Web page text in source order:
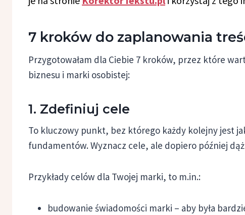
7 kroków do zaplanowania
Przygotowałam dla Ciebie 7 kroków, przez które
biznesu i marki osobistej:
1. Zdefiniuj cele
To kluczowy punkt, bez którego każdy kolejny jest
fundamentów. Wyznacz cele, ale dopiero później
Przykłady celów dla Twojej marki, to m.in.:
budowanie świadomości marki – aby była